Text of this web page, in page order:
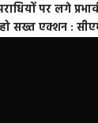
पर लगे
हो सख्त एक्शन :